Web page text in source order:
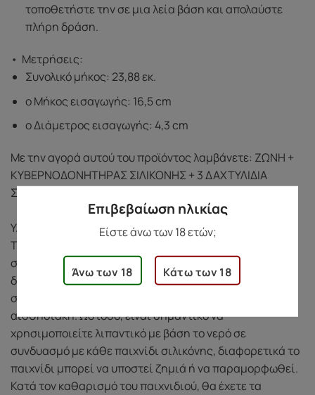
τοποθετήστε την σε μια λεία βάση και απολαύστε
πλήρη δράση.
• Μετρήσεις:
Συνολικό μήκος: 23,88 εκ.
o Μήκος εισαγωγής: 16,5 cm
o Διάμετρος εισαγωγής: 4,3 cm
Με την αγορά αυτού του προϊόντος λαμβάνετε: ΖΩΝΗ +
ΚΥΒΕΡΝΟΔΟΝΗΤΗΡΑΣ ΣΙΛΙΚΟΝΗΣ + 3 ΔΑΧΤΥΛΙΔΙΑ
ΣΙΛΙΚΟΝΗΣ.
ΥΛΙΚΟ ΚΑΙ ΦΡΟΝΤΙΔΑ
Το δονητή είναι κατασκευασμένο από υγρή ιατρική
σιλικόνη. Η υγρή ιατρική σιλικόνη είναι φιλική προς το
δέρμα και αποθηκεύει γρήγορα τη θερμότητα του
σώματος, κάνοντας την εμπειρία σας ιδιαίτερα
αισθησιακή. Ωστόσο, είναι σημαντικό να
χρησιμοποιείτε λιπαντικό με βάση το νερό σε
συνδυασμό με κάθε παιχνίδι σιλικόνης, διαφορετικά το
παιχνίδι μπορεί να υποστεί ζημιά ή να παραμορφωθεί.
Κατά τον καθαρισμό του παιχνιδιού, θα έχετε τα
Επιβεβαίωση ηλικίας
Είστε άνω των 18 ετών;
Άνω των 18 Κάτω των 18